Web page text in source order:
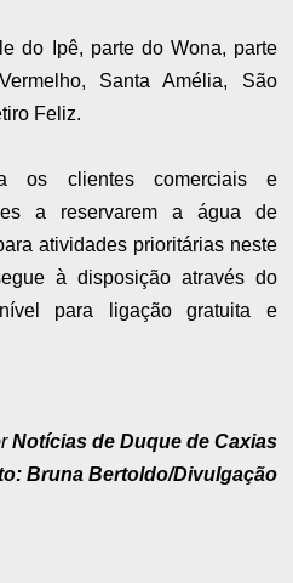
do Ipê, parte do Wona, parte
Santa Amélia, São
Feliz.
os clientes comerciais e
a reservarem a água de
atividades prioritárias neste
à disposição através do
para ligação gratuita e
Notícias de Duque de Caxias
Bruna Bertoldo/Divulgação